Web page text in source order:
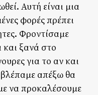
Αυτή είναι μια
φορές πρέπει
Φροντίσαμε
ξανά στο
για το αν και
απέξω θα
να προκαλέσουμε